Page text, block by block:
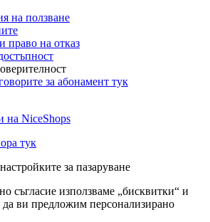
на ползване
право на отказ
за абонамент тук
на NiceShops
тук
за пазаруване
съгласие използваме „бисквитки“ и
да ви предложим персонализирано